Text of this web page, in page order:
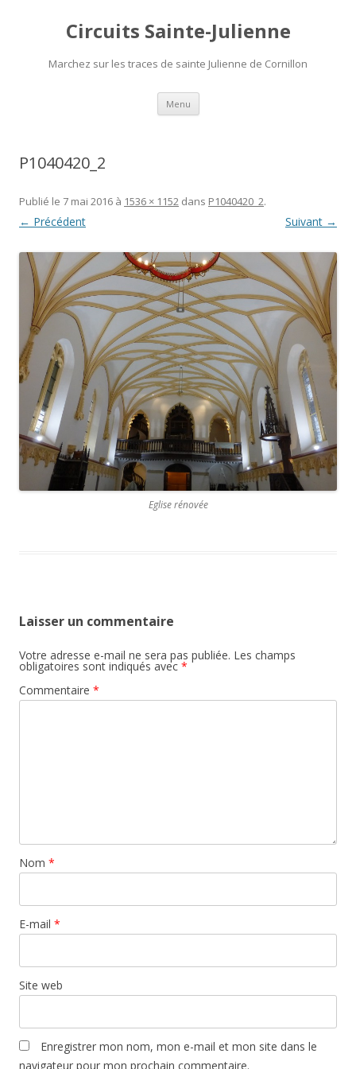
Circuits Sainte-Julienne
Marchez sur les traces de sainte Julienne de Cornillon
Menu Aller
contenu
P1040420_2
Publié le 7 mai 2016 à 1536 × 1152 dans P1040420_2.
← Précédent Suivant →
Eglise rénovée
Laisser un commentaire
Votre adresse e-mail ne sera pas publiée. Les champs
obligatoires sont indiqués avec *
Commentaire *
Nom *
E-mail *
Site web
Enregistrer mon nom, mon e-mail et mon site dans le
navigateur pour mon prochain commentaire.